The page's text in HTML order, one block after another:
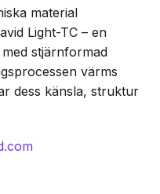
material
Light-TC – en
stjärnformad
värms
dess känsla, struktur